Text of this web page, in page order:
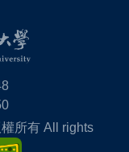
所有 All rights